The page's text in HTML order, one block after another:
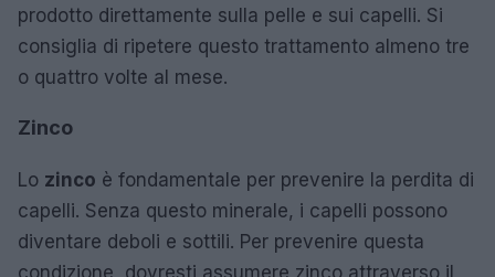
prodotto direttamente sulla pelle e sui capelli. Si
consiglia di ripetere questo trattamento almeno tre
o quattro volte al mese.
Zinco
Lo zinco è fondamentale per prevenire la perdita di
capelli. Senza questo minerale, i capelli possono
diventare deboli e sottili. Per prevenire questa